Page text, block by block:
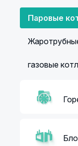
Паровые
газовые